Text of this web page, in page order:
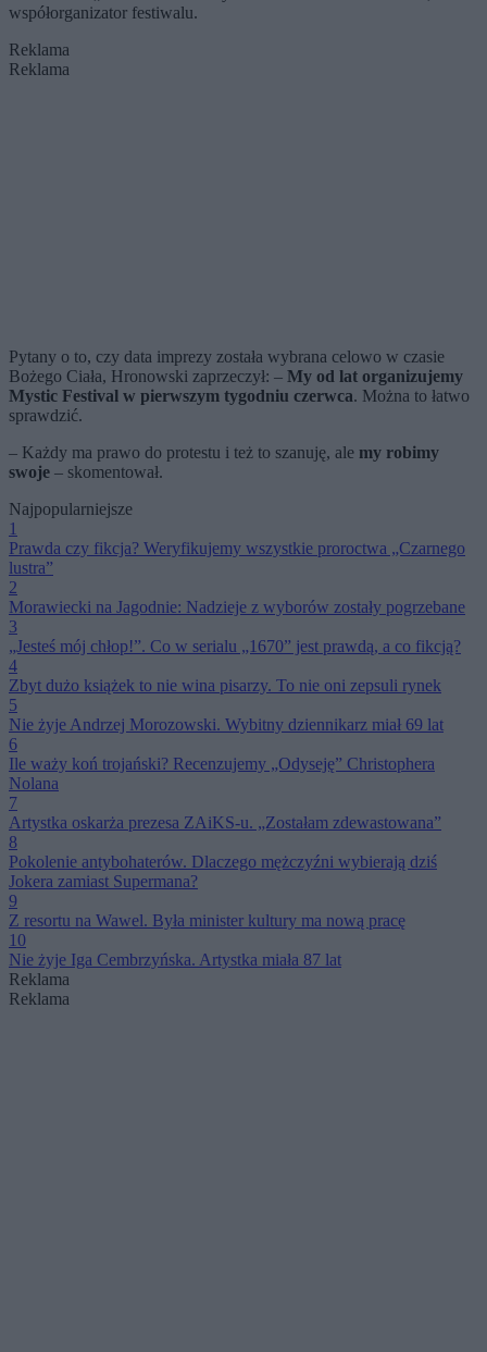
współorganizator festiwalu.
Reklama
Reklama
Pytany o to, czy data imprezy została wybrana celowo w czasie
Bożego Ciała, Hronowski zaprzeczył: – My od lat organizujemy
Mystic Festival w pierwszym tygodniu czerwca. Można to łatwo
sprawdzić.
– Każdy ma prawo do protestu i też to szanuję, ale my robimy
swoje – skomentował.
Najpopularniejsze
1
Prawda czy fikcja? Weryfikujemy wszystkie proroctwa „Czarnego
lustra”
2
Morawiecki na Jagodnie: Nadzieje z wyborów zostały pogrzebane
3
„Jesteś mój chłop!”. Co w serialu „1670” jest prawdą, a co fikcją?
4
Zbyt dużo książek to nie wina pisarzy. To nie oni zepsuli rynek
5
Nie żyje Andrzej Morozowski. Wybitny dziennikarz miał 69 lat
6
Ile waży koń trojański? Recenzujemy „Odyseję” Christophera
Nolana
7
Artystka oskarża prezesa ZAiKS-u. „Zostałam zdewastowana”
8
Pokolenie antybohaterów. Dlaczego mężczyźni wybierają dziś
Jokera zamiast Supermana?
9
Z resortu na Wawel. Była minister kultury ma nową pracę
10
Nie żyje Iga Cembrzyńska. Artystka miała 87 lat
Reklama
Reklama